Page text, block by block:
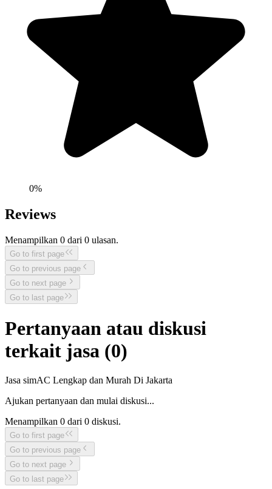
0%
Reviews
Menampilkan 0 dari 0 ulasan.
Go to first page
Go to previous page
Go to next page
Go to last page
Pertanyaan atau diskusi
terkait jasa (0)
Jasa simAC Lengkap dan Murah Di Jakarta
Ajukan pertanyaan dan mulai diskusi...
Menampilkan 0 dari 0 diskusi.
Go to first page
Go to previous page
Go to next page
Go to last page